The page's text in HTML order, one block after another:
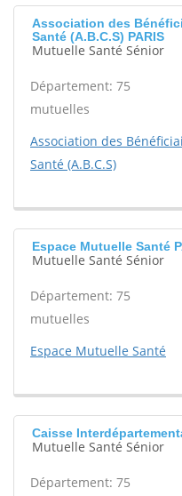
Association des
Santé (A.B.C.S) PARIS
Mutuelle Santé Sénior
Département: 75
mutuelles
Association des
Santé (A.B.C.S)
Espace Mutuelle Santé
Mutuelle Santé Sénior
Département: 75
mutuelles
Espace Mutuelle Santé
Caisse
Mutuelle Santé Sénior
Département: 75